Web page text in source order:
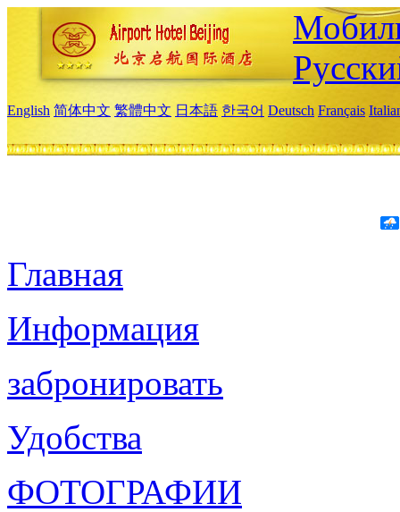
English 简体中文 繁體中文 日本語 한국어 Deutsch Français
Главная
Информация
забронировать
Удобства
ФОТОГРАФИИ